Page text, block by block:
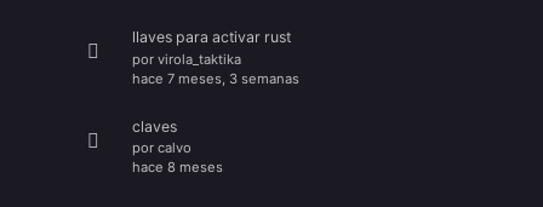
llaves para activar rust
por virola_taktika
hace 7 meses, 3 semanas
claves
por calvo
hace 8 meses